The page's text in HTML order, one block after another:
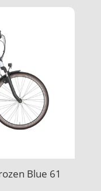
Blue 61